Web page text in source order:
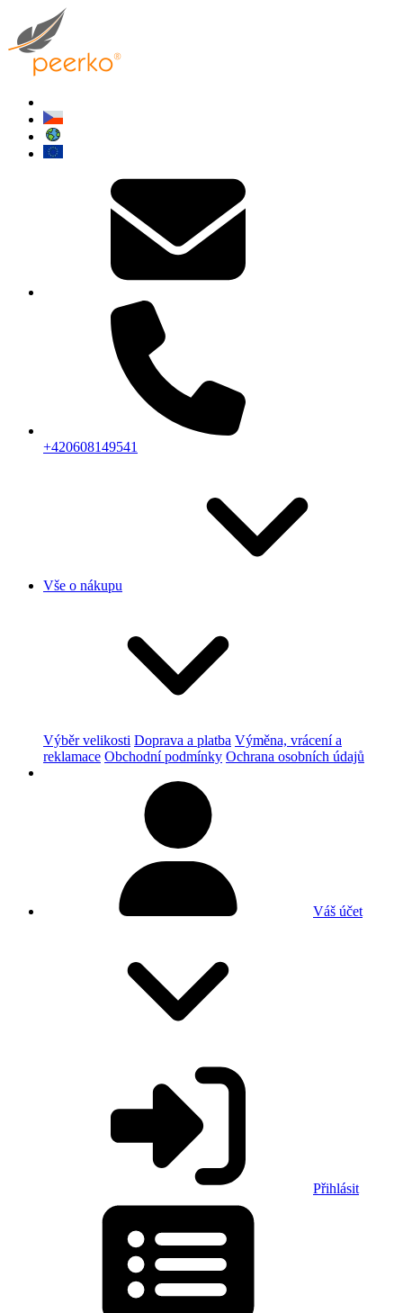
+420608149541
Vše o nákupu
Výběr velikosti Doprava a platba Výměna, vrácení a
reklamace Obchodní podmínky Ochrana osobních údajů
Váš účet
Přihlásit